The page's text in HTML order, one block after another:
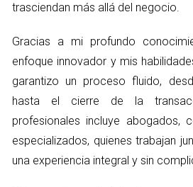
fuente de ingresos
el caso de las propiedades
son empresas, que a menudo
ciclos económicos. Esto
recesión, los espacios
vacíos más fácilmente que las
trasciendan más allá del negocio.
Gracias a mi profundo
enfoque innovador y mis
garantizo un proceso fluido,
hasta el cierre de la
profesionales incluye abogados,
especializados, quienes trabajan
una experiencia integral y sin